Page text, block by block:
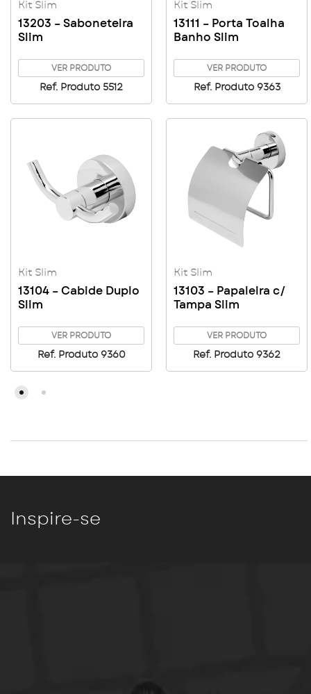
Kit Slim
13203 – Saboneteira
Slim
VER PRODUTO
Ref. Produto 5512
Kit Slim
13111 – Porta Toalha
Banho Slim
VER PRODUTO
Ref. Produto 9363
Kit Slim
13104 – Cabide Duplo
Slim
VER PRODUTO
Ref. Produto 9360
Kit Slim
13103 – Papaleira c/
Tampa Slim
VER PRODUTO
Ref. Produto 9362
Inspire-se